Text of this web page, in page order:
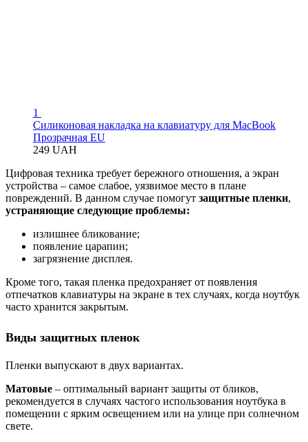
1
Силиконовая накладка на клавиатуру для MacBook
Прозрачная EU
249 UAH
Цифровая техника требует бережного отношения, а экран
устройства – самое слабое, уязвимое место в плане
повреждений. В данном случае помогут защитные пленки,
устраняющие следующие проблемы:
излишнее бликование;
появление царапин;
загрязнение дисплея.
Кроме того, такая пленка предохраняет от появления
отпечатков клавиатуры на экране в тех случаях, когда ноутбук
часто хранится закрытым.
Виды защитных пленок
Пленки выпускают в двух вариантах.
Матовые – оптимальный вариант защиты от бликов,
рекомендуется в случаях частого использования ноутбука в
помещении с ярким освещением или на улице при солнечном
свете.